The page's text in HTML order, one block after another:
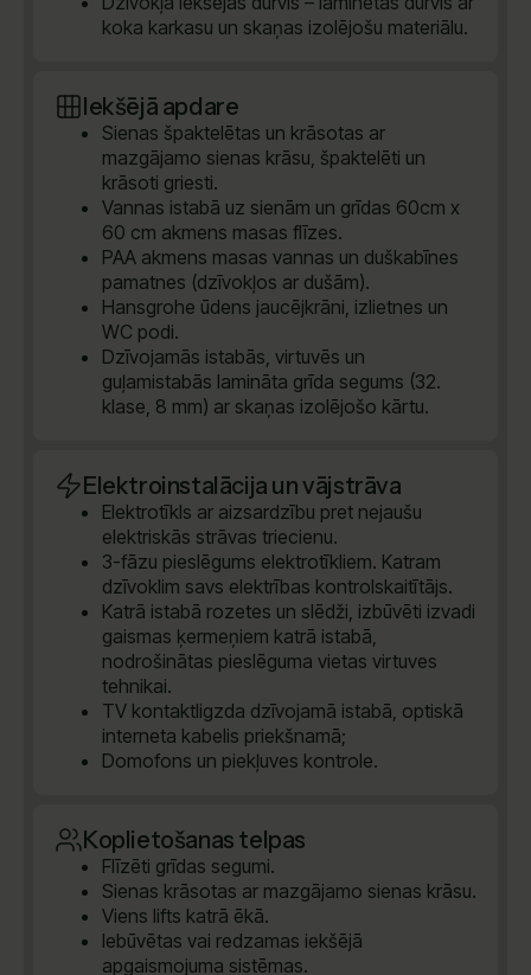
koka karkasu un skaņas izolējošu materiālu.
Iekšējā apdare
Sienas špaktelētas un krāsotas ar
mazgājamo sienas krāsu, špaktelēti un
krāsoti griesti.
Vannas istabā uz sienām un grīdas 60cm x
60 cm akmens masas flīzes.
PAA akmens masas vannas un duškabīnes
pamatnes (dzīvokļos ar dušām).
Hansgrohe ūdens jaucējkrāni, izlietnes un
WC podi.
Dzīvojamās istabās, virtuvēs un
guļamistabās lamināta grīda segums (32.
klase, 8 mm) ar skaņas izolējošo kārtu.
Elektroinstalācija un vājstrāva
Elektrotīkls ar aizsardzību pret nejaušu
elektriskās strāvas triecienu.
3-fāzu pieslēgums elektrotīkliem. Katram
dzīvoklim savs elektrības kontrolskaitītājs.
Katrā istabā rozetes un slēdži, izbūvēti izvadi
gaismas ķermeņiem katrā istabā,
nodrošinātas pieslēguma vietas virtuves
tehnikai.
TV kontaktligzda dzīvojamā istabā, optiskā
interneta kabelis priekšnamā;
Domofons un piekļuves kontrole.
Koplietošanas telpas
Flīzēti grīdas segumi.
Sienas krāsotas ar mazgājamo sienas krāsu.
Viens lifts katrā ēkā.
Iebūvētas vai redzamas iekšējā
apgaismojuma sistēmas.